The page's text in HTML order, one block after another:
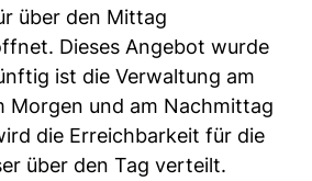
über den Mittag
Dieses Angebot wurde
ist die Verwaltung am
Morgen und am Nachmittag
die Erreichbarkeit für die
über den Tag verteilt.